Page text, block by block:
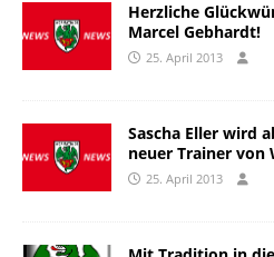
Herzliche
Marcel Gebhardt!
25. April 2013
Sascha Eller wird
neuer Trainer von
25. April 2013